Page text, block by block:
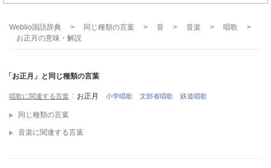
Weblio国語辞典 > 同じ種類の言葉 > 音 > 音楽 > 唱歌
>
お正月 の意味・解説
「お正月」と同じ種類の言葉
唱歌に関連する言葉 お正月 小学唱歌 文部省唱歌 鉄道唱歌
同じ種類の言葉
音楽に関連する言葉